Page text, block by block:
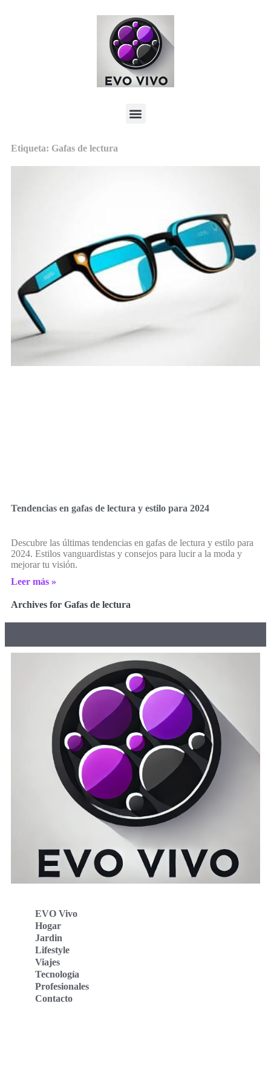
Etiqueta: Gafas de lectura
Tendencias en gafas de lectura y estilo para 2024
Descubre las últimas tendencias en gafas de lectura y estilo para
2024. Estilos vanguardistas y consejos para lucir a la moda y
mejorar tu visión.
Leer más »
Archives for Gafas de lectura
EVO Vivo
Hogar
Jardin
Lifestyle
Viajes
Tecnología
Profesionales
Contacto